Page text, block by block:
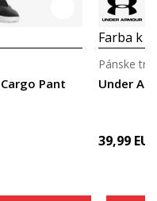
Pant
Farba k
Under
Pánske
39,99 EUR